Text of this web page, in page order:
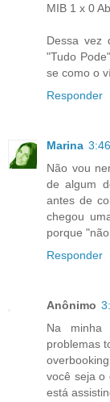
MIB 1 x 0
Dessa vez
"Tudo
se como o
Responder
Marina
Não vou
de algum
antes de
chegou
porque
Responder
Anônimo
Na
problemas
você seja o
está